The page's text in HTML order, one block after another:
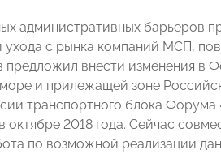
административных барьеров
с рынка компаний МСП,
внести изменения в
и прилежащей зоне
транспортного блока
октябре 2018 года. Сейчас
по возможной реализации